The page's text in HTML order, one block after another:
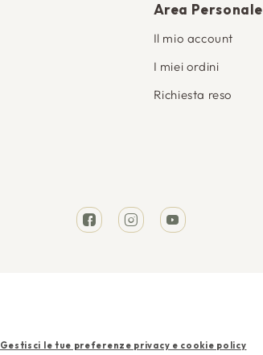
Area Personale
Il mio account
I miei ordini
Richiesta reso
FacebookInstagramYouTube
Gestisci le tue preferenze privacy e cookie policy